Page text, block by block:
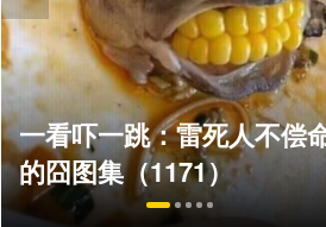
绅士日报：国游泳装皮涩
拉爆了！大雷熟女上演蒙
play